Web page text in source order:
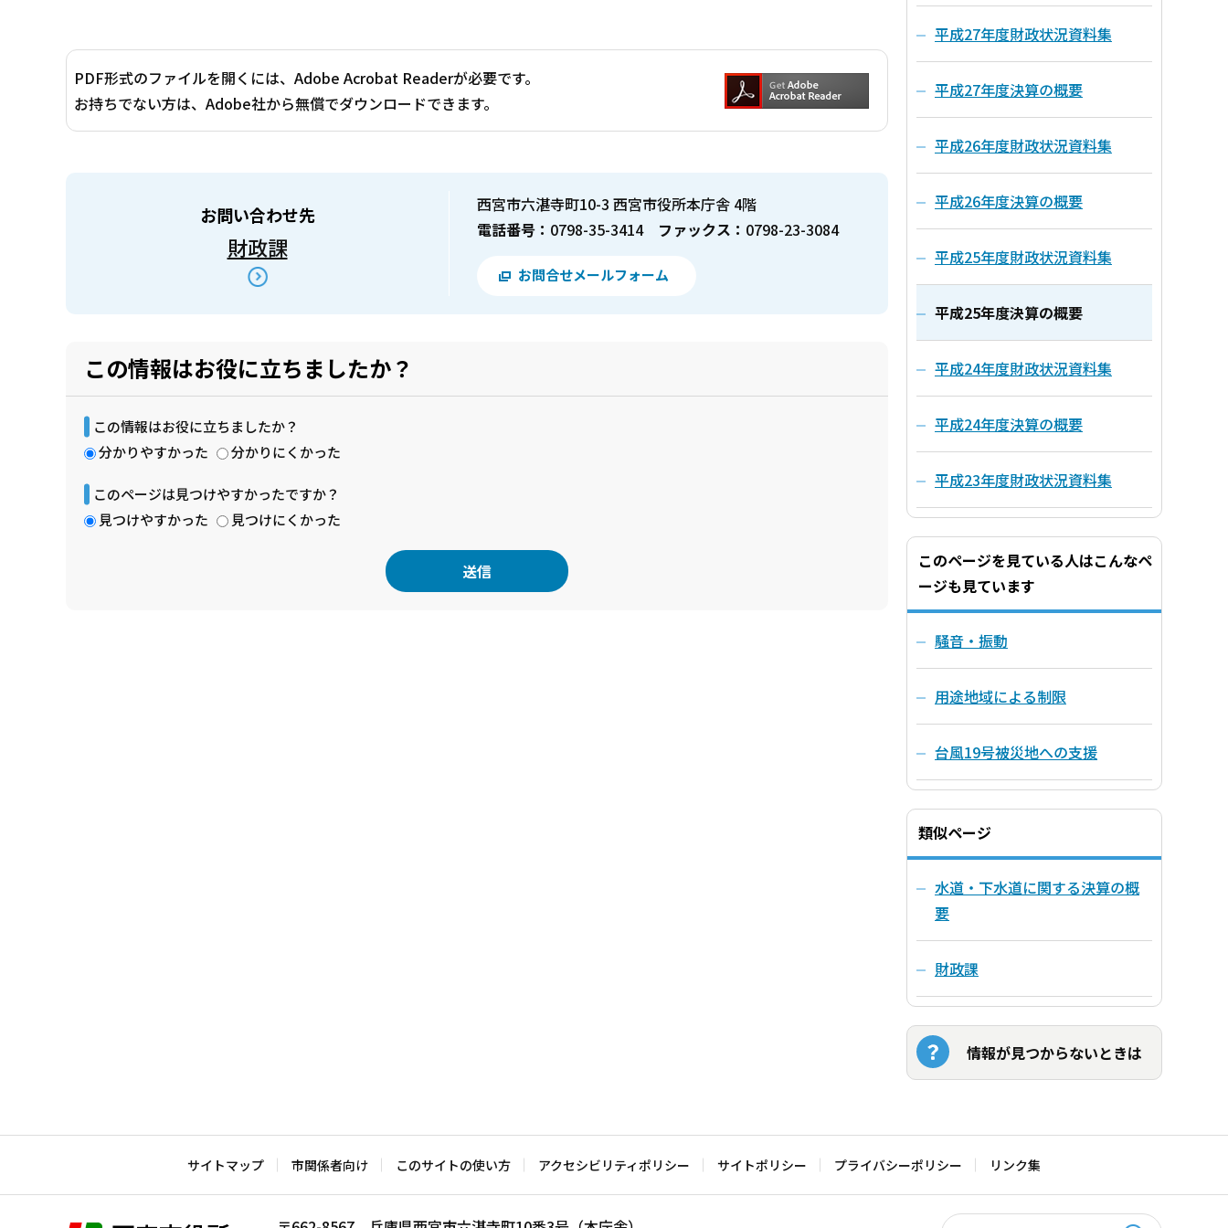
PDF形式のファイルを開くには、Adobe Acrobat Readerが必要です。
お持ちでない方は、Adobe社から無償でダウンロードできます。
お問い合わせ先
財政課
西宮市六湛寺町10-3 西宮市役所本庁舎 4階
電話番号： 0798-35-3414 ファックス： 0798-23-3084
お問合せメールフォーム
この情報はお役に立ちましたか？
この情報はお役に立ちましたか？
分かりやすかった
分かりにくかった
このページは見つけやすかったですか？
見つけやすかった
見つけにくかった
平成27年度財政状況資料集
平成27年度決算の概要
平成26年度財政状況資料集
平成26年度決算の概要
平成25年度財政状況資料集
平成25年度決算の概要
平成24年度財政状況資料集
平成24年度決算の概要
平成23年度財政状況資料集
このページを見ている人はこんなペ
ージも見ています
騒音・振動
用途地域による制限
台風19号被災地への支援
類似ページ
水道・下水道に関する決算の概
要
財政課
情報が見つからないときは
サイトマップ 市関係者向け このサイトの使い方 アクセシビリティポリシー サイトポリシー プライバシーポリシー リンク集